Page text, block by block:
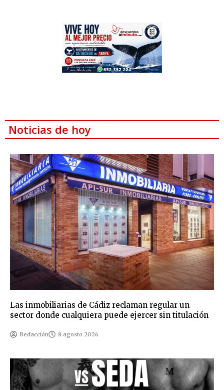
Noticias de hoy
Las inmobiliarias de Cádiz reclaman regular un
sector donde cualquiera puede ejercer sin titulación
Redacción 8 agosto 2026